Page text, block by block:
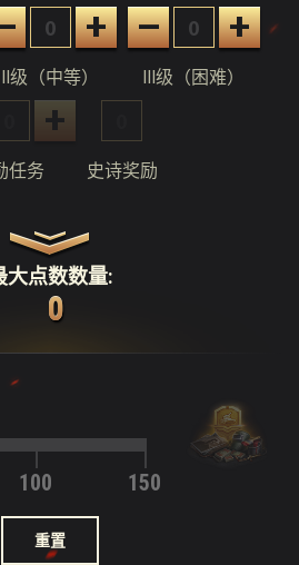
+
II级（中等）
– +
III级（困难）
+
任务 史诗奖励
大点数数量:
0
0
0
100 150
重置